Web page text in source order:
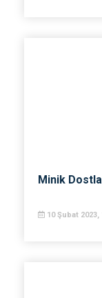
Minik
10 Şubat 2023,